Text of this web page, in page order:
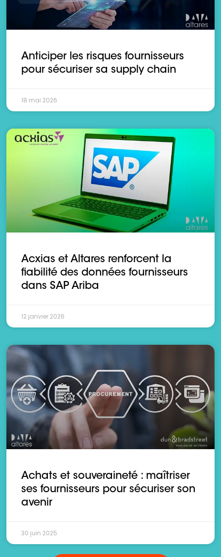
Anticiper les risques fournisseurs
pour sécuriser sa supply chain
18 mai 2026
Acxias et Altares renforcent la
fiabilité des données fournisseurs
dans SAP Ariba
12 janvier 2026
Achats et souveraineté : maîtriser
ses fournisseurs pour sécuriser son
avenir
30 juin 2025